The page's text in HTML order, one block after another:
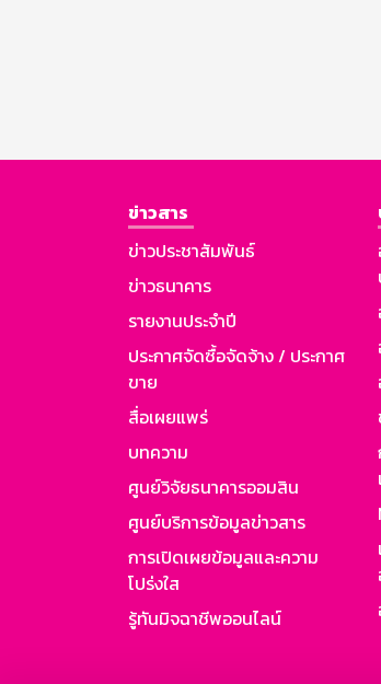
ข่าวสาร
ข่าวประชาสัมพันธ์
ข่าวธนาคาร
รายงานประจำปี
ประกาศจัดซื้อจัดจ้าง / ประกาศ
ขาย
สื่อเผยแพร่
บทความ
ศูนย์วิจัยธนาคารออมสิน
ศูนย์บริการข้อมูลข่าวสาร
การเปิดเผยข้อมูลและความ
โปร่งใส
รู้ทันมิจฉาชีพออนไลน์